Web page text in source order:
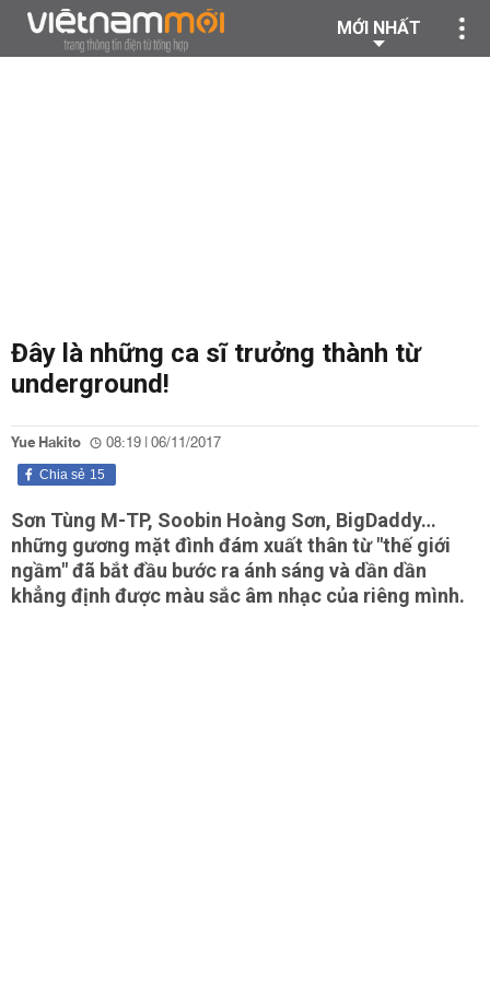
MỚI NHẤT
Đây là những ca sĩ trưởng thành từ
underground!
Yue Hakito 08:19 | 06/11/2017
15
Chia sẻ
Sơn Tùng M-TP, Soobin Hoàng Sơn, BigDaddy…
những gương mặt đình đám xuất thân từ "thế giới
ngầm" đã bắt đầu bước ra ánh sáng và dần dần
khẳng định được màu sắc âm nhạc của riêng mình.